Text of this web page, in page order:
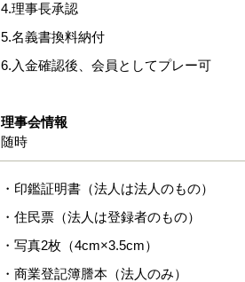
4.理事長承認
5.名義書換料納付
6.入金確認後、会員としてプレー可
理事会情報
随時
・印鑑証明書（法人は法人のもの）
・住民票（法人は登録者のもの）
・写真2枚（4cm×3.5cm）
・商業登記簿謄本（法人のみ）